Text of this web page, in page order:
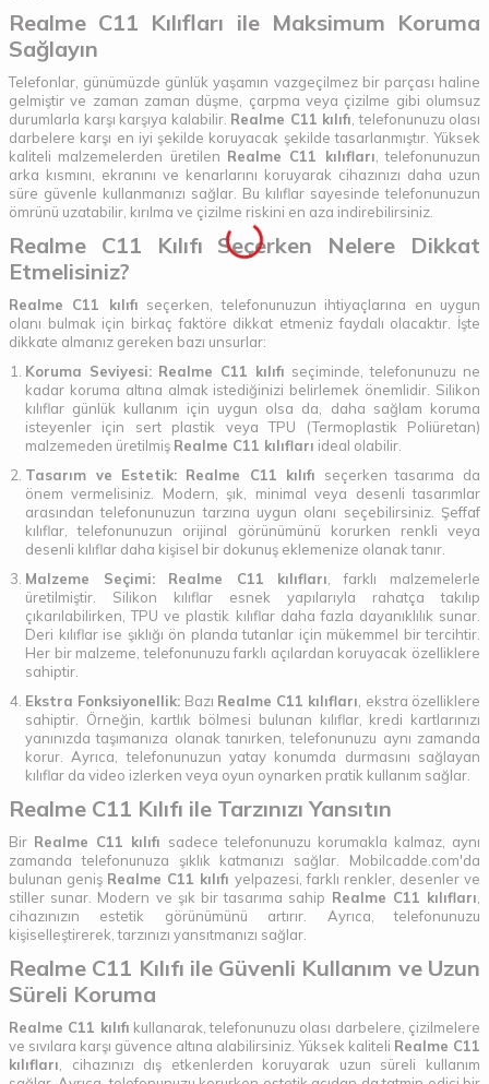
Realme C11 Kılıfları ile Maksimum Koruma
Sağlayın
Telefonlar, günümüzde günlük yaşamın vazgeçilmez bir parçası haline
gelmiştir ve zaman zaman düşme, çarpma veya çizilme gibi olumsuz
durumlarla karşı karşıya kalabilir. Realme C11 kılıfı, telefonunuzu olası
darbelere karşı en iyi şekilde koruyacak şekilde tasarlanmıştır. Yüksek
kaliteli malzemelerden üretilen Realme C11 kılıfları, telefonunuzun
arka kısmını, ekranını ve kenarlarını koruyarak cihazınızı daha uzun
süre güvenle kullanmanızı sağlar. Bu kılıflar sayesinde telefonunuzun
ömrünü uzatabilir, kırılma ve çizilme riskini en aza indirebilirsiniz.
Realme C11 Kılıfı Seçerken Nelere Dikkat
Etmelisiniz?
Realme C11 kılıfı seçerken, telefonunuzun ihtiyaçlarına en uygun
olanı bulmak için birkaç faktöre dikkat etmeniz faydalı olacaktır. İşte
dikkate almanız gereken bazı unsurlar:
Koruma Seviyesi: Realme C11 kılıfı seçiminde, telefonunuzu ne
kadar koruma altına almak istediğinizi belirlemek önemlidir. Silikon
kılıflar günlük kullanım için uygun olsa da, daha sağlam koruma
isteyenler için sert plastik veya TPU (Termoplastik Poliüretan)
malzemeden üretilmiş Realme C11 kılıfları ideal olabilir.
Tasarım ve Estetik: Realme C11 kılıfı seçerken tasarıma da
önem vermelisiniz. Modern, şık, minimal veya desenli tasarımlar
arasından telefonunuzun tarzına uygun olanı seçebilirsiniz. Şeffaf
kılıflar, telefonunuzun orijinal görünümünü korurken renkli veya
desenli kılıflar daha kişisel bir dokunuş eklemenize olanak tanır.
Malzeme Seçimi:
Realme C11 kılıfları, farklı malzemelerle
üretilmiştir. Silikon kılıflar esnek yapılarıyla rahatça takılıp
çıkarılabilirken, TPU ve plastik kılıflar daha fazla dayanıklılık sunar.
Deri kılıflar ise şıklığı ön planda tutanlar için mükemmel bir tercihtir.
Her bir malzeme, telefonunuzu farklı açılardan koruyacak özelliklere
sahiptir.
Ekstra Fonksiyonellik: Bazı Realme C11 kılıfları, ekstra özelliklere
sahiptir. Örneğin, kartlık bölmesi bulunan kılıflar, kredi kartlarınızı
yanınızda taşımanıza olanak tanırken, telefonunuzu aynı zamanda
korur. Ayrıca, telefonunuzun yatay konumda durmasını sağlayan
kılıflar da video izlerken veya oyun oynarken pratik kullanım sağlar.
Realme C11 Kılıfı ile Tarzınızı Yansıtın
Bir Realme C11 kılıfı sadece telefonunuzu korumakla kalmaz, aynı
zamanda telefonunuza şıklık katmanızı sağlar. Mobilcadde.com'da
bulunan geniş Realme C11 kılıfı yelpazesi, farklı renkler, desenler ve
stiller sunar. Modern ve şık bir tasarıma sahip Realme C11 kılıfları,
cihazınızın estetik görünümünü artırır. Ayrıca, telefonunuzu
kişiselleştirerek, tarzınızı yansıtmanızı sağlar.
Realme C11 Kılıfı ile Güvenli Kullanım ve Uzun
Süreli Koruma
Realme C11 kılıfı kullanarak, telefonunuzu olası darbelere, çizilmelere
ve sıvılara karşı güvence altına alabilirsiniz. Yüksek kaliteli Realme C11
kılıfları, cihazınızı dış etkenlerden koruyarak uzun süreli kullanım